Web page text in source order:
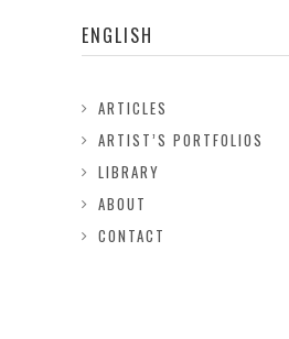
ENGLISH
ARTICLES
ARTIST’S PORTFOLIOS
LIBRARY
ABOUT
CONTACT